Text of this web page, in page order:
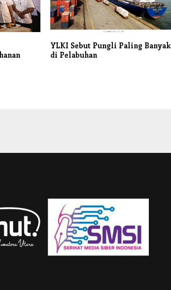
YLKI Sebut Pungli Paling Banyak
di Pelabuhan